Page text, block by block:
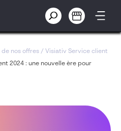
nos offres / Visiativ Service client
2024 : une nouvelle ère pour